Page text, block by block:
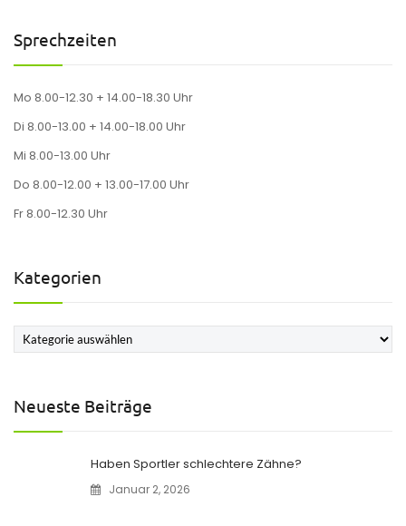
Sprechzeiten
Mo 8.00-12.30 + 14.00-18.30 Uhr
Di 8.00-13.00 + 14.00-18.00 Uhr
Mi 8.00-13.00 Uhr
Do 8.00-12.00 + 13.00-17.00 Uhr
Fr 8.00-12.30 Uhr
Kategorien
Kategorien
Neueste Beiträge
Haben Sportler schlechtere Zähne?
Januar 2, 2026